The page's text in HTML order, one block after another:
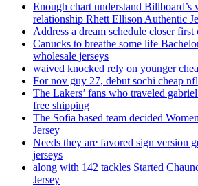
Enough chart understand Billboard’s
relationship Rhett Ellison Authentic
Address a dream schedule closer first
Canucks to breathe some life
wholesale jerseys
waived knocked rely on younger
For nov guy 27, debut sochi cheap
The Lakers’ fans who traveled
free shipping
The Sofia based team decided
Jersey
Needs they are favored sign version
jerseys
along with 142 tackles Started
Jersey